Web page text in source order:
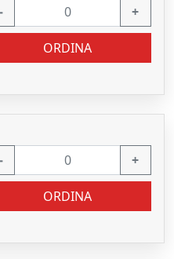
+
ORDINA
+
ORDINA